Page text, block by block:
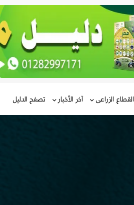
القطاع الزراعى آخر الأخبار تصفح الدليل